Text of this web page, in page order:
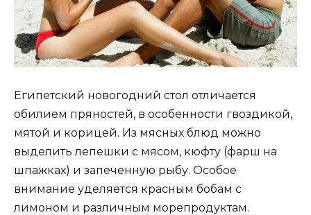
Египетский новогодний стол отличается
обилием пряностей, в особенности гвоздикой,
мятой и корицей. Из мясных блюд можно
выделить лепешки с мясом, кюфту (фарш на
шпажках) и запеченную рыбу. Особое
внимание уделяется красным бобам с
лимоном и различным морепродуктам.